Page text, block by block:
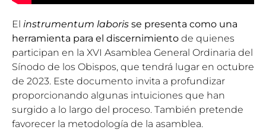
El instrumentum laboris se presenta como una
herramienta para el discernimiento de quienes
participan en la XVI Asamblea General Ordinaria del
Sínodo de los Obispos, que tendrá lugar en octubre
de 2023. Este documento invita a profundizar
proporcionando algunas intuiciones que han
surgido a lo largo del proceso. También pretende
favorecer la metodología de la asamblea.